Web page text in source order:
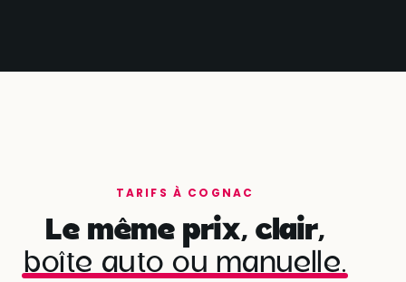
TARIFS À COGNAC
Le même prix, clair,
boîte auto ou manuelle.